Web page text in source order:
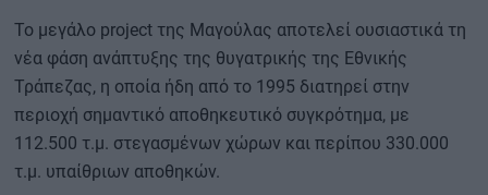
Το μεγάλο project της Μαγούλας αποτελεί ουσιαστικά τη
νέα φάση ανάπτυξης της θυγατρικής της Εθνικής
Τράπεζας, η οποία ήδη από το 1995 διατηρεί στην
περιοχή σημαντικό αποθηκευτικό συγκρότημα, με
112.500 τ.μ. στεγασμένων χώρων και περίπου 330.000
τ.μ. υπαίθριων αποθηκών.